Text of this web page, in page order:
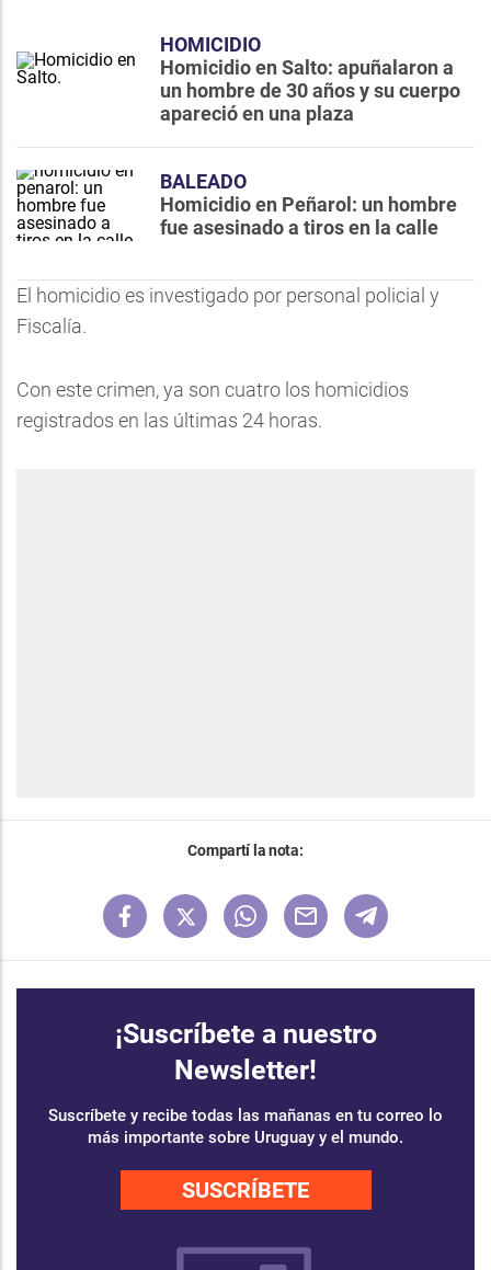
HOMICIDIO
Homicidio en Salto: apuñalaron a
un hombre de 30 años y su cuerpo
apareció en una plaza
BALEADO
Homicidio en Peñarol: un hombre
fue asesinado a tiros en la calle
El homicidio es investigado por personal policial y
Fiscalía.
Con este crimen, ya son cuatro los homicidios
registrados en las últimas 24 horas.
Compartí la nota:
¡Suscríbete a nuestro
Newsletter!
Suscríbete y recibe todas las mañanas en tu correo lo
más importante sobre Uruguay y el mundo.
SUSCRÍBETE